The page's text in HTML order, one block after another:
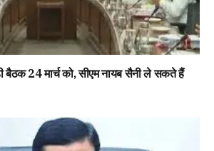
बैठक 24 मार्च को, सीएम नायब सैनी ले सकते हैं